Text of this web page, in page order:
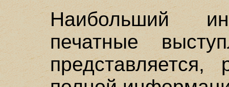
Наибольший
печатные
представляется,